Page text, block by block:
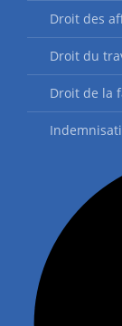
Droit des
Droit du
Droit de la